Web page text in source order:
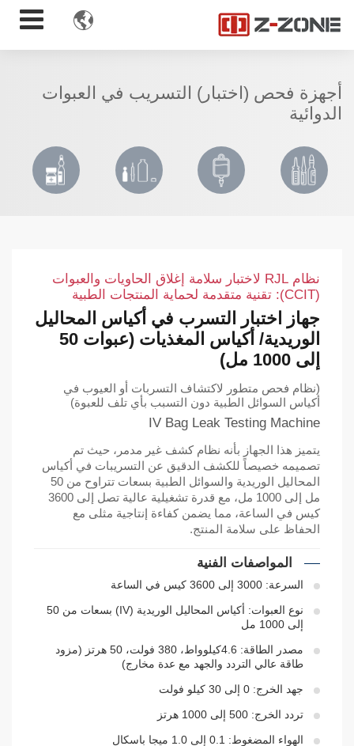

أجهزة فحص (اختبار) التسريب في العبوات
الدوائية
نظام RJL لاختبار سلامة إغلاق الحاويات والعبوات
(CCIT): تقنية متقدمة لحماية المنتجات الطبية
جهاز اختبار التسرب في أكياس المحاليل
الوريدية/ أكياس المغذيات (عبوات 50
إلى 1000 مل)
(نظام فحص متطور لاكتشاف التسربات أو العيوب في
أكياس السوائل الطبية دون التسبب بأي تلف للعبوة)
IV Bag Leak Testing Machine
يتميز هذا الجهاز بأنه نظام كشف غير مدمر، حيث تم
تصميمه خصيصاً للكشف الدقيق عن التسريبات في أكياس
المحاليل الوريدية والسوائل الطبية بسعات تتراوح من 50
مل إلى 1000 مل، مع قدرة تشغيلية عالية تصل إلى 3600
كيس في الساعة، مما يضمن كفاءة إنتاجية مثلى مع
الحفاظ على سلامة المنتج.
المواصفات الفنية
السرعة: 3000 إلى 3600 كيس في الساعة
نوع العبوات: أكياس المحاليل الوريدية (IV) بسعات من 50
إلى 1000 مل
مصدر الطاقة: 4.6كيلوواط، 380 فولت، 50 هرتز (مزود
طاقة عالي التردد والجهد مع عدة مخارج)
جهد الخرج: 0 إلى 30 كيلو فولت
تردد الخرج: 500 إلى 1000 هرتز
الهواء المضغوط: 0.1 إلى 1.0 ميجا باسكال